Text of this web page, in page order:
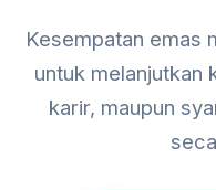
Kesempatan emas
untuk melanjutkan
karir, maupun